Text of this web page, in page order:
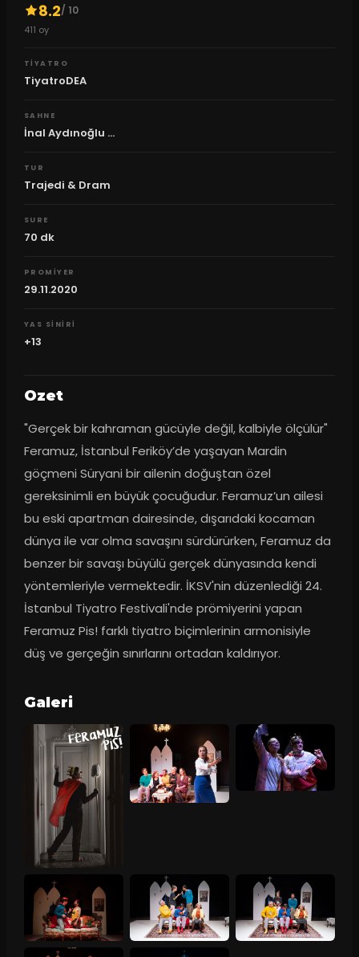
8.2/ 10
411 oy
TIYATRO
TiyatroDEA
SAHNE
İnal Aydınoğlu ...
TUR
Trajedi & Dram
SURE
70 dk
PROMIYER
29.11.2020
YAS SINIRI
+13
Ozet
"Gerçek bir kahraman gücüyle değil, kalbiyle ölçülür"
Feramuz, İstanbul Feriköy’de yaşayan Mardin
göçmeni Süryani bir ailenin doğuştan özel
gereksinimli en büyük çocuğudur. Feramuz’un ailesi
bu eski apartman dairesinde, dışarıdaki kocaman
dünya ile var olma savaşını sürdürürken, Feramuz da
benzer bir savaşı büyülü gerçek dünyasında kendi
yöntemleriyle vermektedir. İKSV'nin düzenlediği 24.
İstanbul Tiyatro Festivali'nde prömiyerini yapan
Feramuz Pis! farklı tiyatro biçimlerinin armonisiyle
düş ve gerçeğin sınırlarını ortadan kaldırıyor.
Galeri